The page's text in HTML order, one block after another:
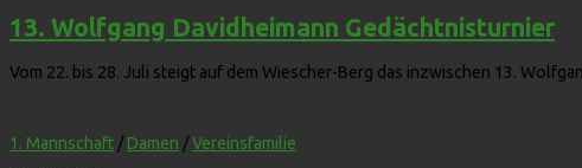
13. Wolfgang Davidheimann Gedächtnisturnier
Vom 22. bis 28. Juli steigt auf dem Wiescher-Berg das inzwischen 13.
1. Mannschaft / Damen /Vereinsfamilie